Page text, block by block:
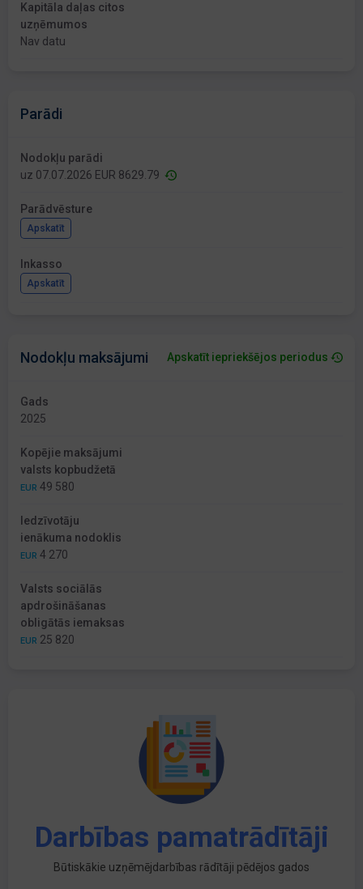
Kapitāla daļas citos
uzņēmumos
Nav datu
Parādi
Nodokļu parādi
uz 07.07.2026 EUR 8629.79
Parādvēsture
Apskatīt
Inkasso
Apskatīt
Nodokļu maksājumi Apskatīt iepriekšējos periodus
Gads
2025
Kopējie maksājumi
valsts kopbudžetā
EUR 49 580
Iedzīvotāju
ienākuma nodoklis
EUR 4 270
Valsts sociālās
apdrošināšanas
obligātās iemaksas
EUR 25 820
Darbības pamatrādītāji
Būtiskākie uzņēmējdarbības rādītāji pēdējos gados